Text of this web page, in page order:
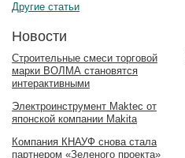
Другие статьи
Новости
Строительные смеси торговой
марки ВОЛМА становятся
интерактивными
Электроинструмент Maktec от
японской компании Makita
Компания КНАУФ снова стала
партнером «Зеленого проекта»